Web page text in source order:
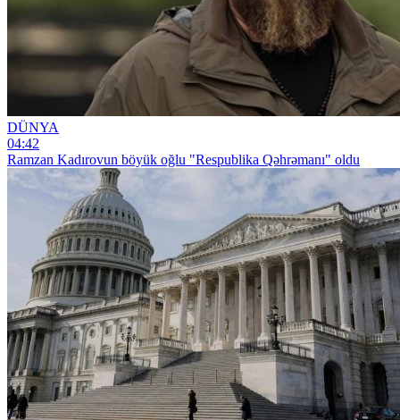
DÜNYA
04:42
Ramzan Kadırovun böyük oğlu "Respublika Qəhrəmanı" oldu